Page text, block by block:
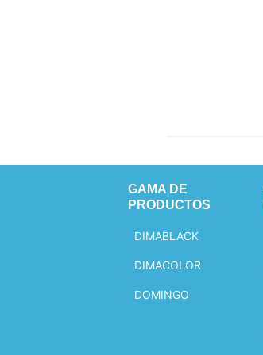
GAMA DE
PRODUCTOS
DIMABLACK
DIMACOLOR
DOMINGO